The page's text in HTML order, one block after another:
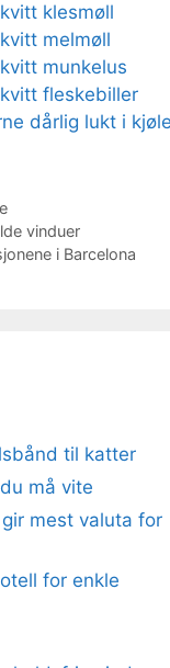
klesmøll
melmøll
munkelus
fleskebiller
dårlig lukt i
vinduer
i Barcelona
til katter
må vite
mest valuta for
for enkle